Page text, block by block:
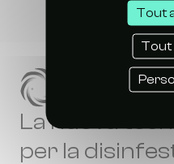
Tout
La nuova
per la